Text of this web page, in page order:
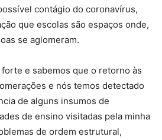
contágio do coronavírus,
que escolas são espaços onde,
se aglomeram.
forte e sabemos que o retorno às
e nós temos detectado
de alguns insumos de
de ensino visitadas pela minha
de ordem estrutural,